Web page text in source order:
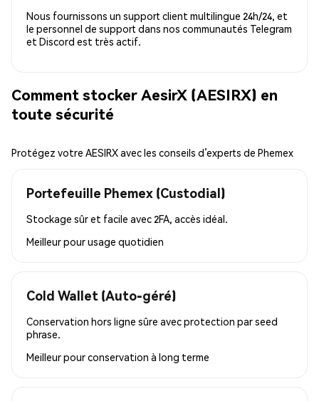
Nous fournissons un support client multilingue 24h/24, et
le personnel de support dans nos communautés Telegram
et Discord est très actif.
Comment stocker AesirX (AESIRX) en
toute sécurité
Protégez votre AESIRX avec les conseils d’experts de Phemex
Portefeuille Phemex (Custodial)
Stockage sûr et facile avec 2FA, accès idéal.
Meilleur pourusage quotidien
Cold Wallet (Auto-géré)
Conservation hors ligne sûre avec protection par seed
phrase.
Meilleur pourconservation à long terme